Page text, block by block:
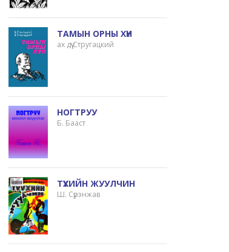
ТАМЫН ОРНЫ ХҮН
ах дүү Стругацкий
НОГТРУУ
Б. Бааст
ТҮҮХИЙН ЖУУЛЧИН
Ш. Сүрэнжав